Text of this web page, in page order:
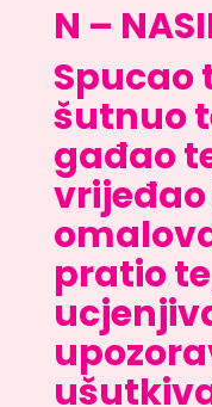
N –
Spucao
šutnuo
gađao
vrijeđao
pratio